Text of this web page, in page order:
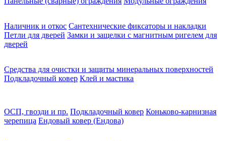
Наличник и откос Сантехнические фиксаторы и накладки
Петли для дверей Замки и защелки с магнитным ригелем для
дверей
Средства для очистки и защиты минеральных поверхностей
Подкладочный ковер Клей и мастика
ОСП, гвозди и пр. Подкладочный ковер Коньково-карнизная
черепица Ендовый ковер (Ендова)